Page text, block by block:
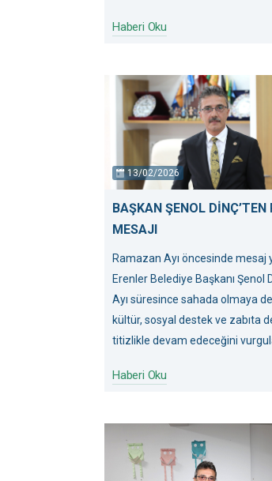
Haberi Oku
13/02/2026
BAŞKAN ŞENOL
MESAJI
Ramazan Ayı öncesinde mesaj
Erenler Belediye Başkanı Şenol
Ayı süresince sahada olmaya
kültür, sosyal destek ve zabıta
titizlikle devam edeceğini
Haberi Oku